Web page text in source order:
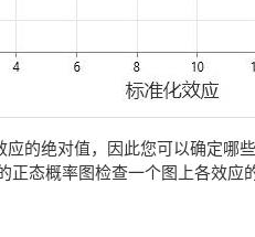
的绝对值，因此您可以确定哪
正态概率图检查一个图上各效应